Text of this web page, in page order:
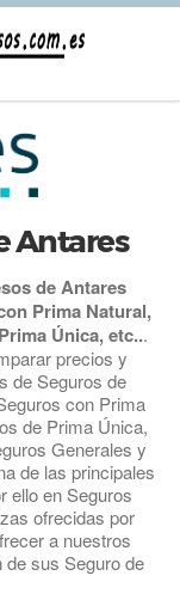
Antares
de Antares
Prima Natural,
Única, etc...
precios y
de Seguros de
con Prima
de Prima Única,
Generales y
de las principales
ello en Seguros
ofrecidas por
a nuestros
de sus Seguro de